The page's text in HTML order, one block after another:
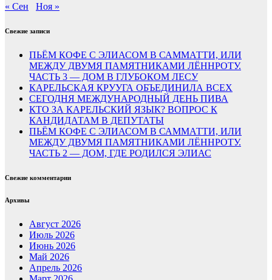
« Сен
Ноя »
Свежие записи
ПЬЁМ КОФЕ С ЭЛИАСОМ В САММАТТИ, ИЛИ
МЕЖДУ ДВУМЯ ПАМЯТНИКАМИ ЛЁННРОТУ.
ЧАСТЬ 3 — ДОМ В ГЛУБОКОМ ЛЕСУ
КАРЕЛЬСКАЯ КРУУГА ОБЪЕДИНИЛА ВСЕХ
СЕГОДНЯ МЕЖДУНАРОДНЫЙ ДЕНЬ ПИВА
КТО ЗА КАРЕЛЬСКИЙ ЯЗЫК? ВОПРОС К
КАНДИДАТАМ В ДЕПУТАТЫ
ПЬЁМ КОФЕ С ЭЛИАСОМ В САММАТТИ, ИЛИ
МЕЖДУ ДВУМЯ ПАМЯТНИКАМИ ЛЁННРОТУ.
ЧАСТЬ 2 — ДОМ, ГДЕ РОДИЛСЯ ЭЛИАС
Свежие комментарии
Архивы
Август 2026
Июль 2026
Июнь 2026
Май 2026
Апрель 2026